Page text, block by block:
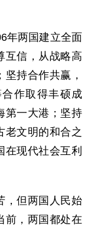
两国建立全面
互信，从战略高
持合作共赢，
作取得丰硕成
第一大港；坚持
老文明的和合之
现代社会互利
但两国人民始
前，两国都处在